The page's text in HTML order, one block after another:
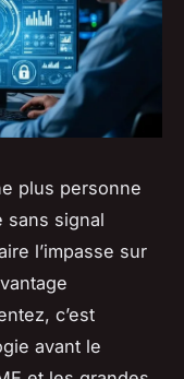
plus personne
sans signal
l’impasse sur
c’est
avant le